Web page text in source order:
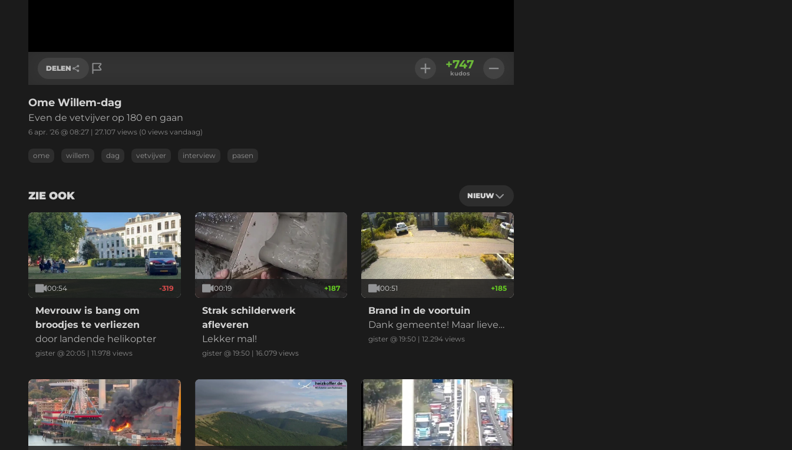
DELEN
Link kopiëren
+747
kudos
Ome Willem-dag
Even de vetvijver op 180 en gaan
6 apr. '26 @ 08:27 | 27.107 views (0 views vandaag)
ome willem dag vetvijver interview pasen
ZIE OOK NIEUW
00:54 -319
Mevrouw is bang om
broodjes te verliezen
door landende helikopter
gister @ 20:05 | 11.978 views
00:19 +187
Strak schilderwerk
afleveren
Lekker mal!
gister @ 19:50| 16.079views
00:51 +185
Brand in de voortuin
Dank gemeente! Maar liever
niet nu met de droogte
gister @ 19:50 |12.294 views